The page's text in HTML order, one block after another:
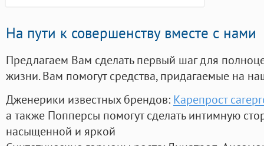
На пути к совершенству вместе с нами
Предлагаем Вам сделать первый шаг для
жизни. Вам помогут средства, придагаемые на
Дженерики известных брендов: Карепрост
а также Попперсы помогут сделать интимную
насыщенной и яркой